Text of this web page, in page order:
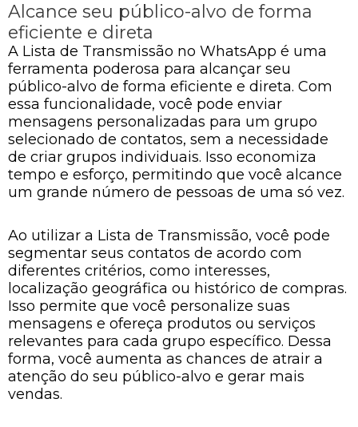
Alcance seu público-alvo de forma
eficiente e direta
A Lista de Transmissão no WhatsApp é uma
ferramenta poderosa para alcançar seu
público-alvo de forma eficiente e direta. Com
essa funcionalidade, você pode enviar
mensagens personalizadas para um grupo
selecionado de contatos, sem a necessidade
de criar grupos individuais. Isso economiza
tempo e esforço, permitindo que você alcance
um grande número de pessoas de uma só vez.
Ao utilizar a Lista de Transmissão, você pode
segmentar seus contatos de acordo com
diferentes critérios, como interesses,
localização geográfica ou histórico de compras.
Isso permite que você personalize suas
mensagens e ofereça produtos ou serviços
relevantes para cada grupo específico. Dessa
forma, você aumenta as chances de atrair a
atenção do seu público-alvo e gerar mais
vendas.